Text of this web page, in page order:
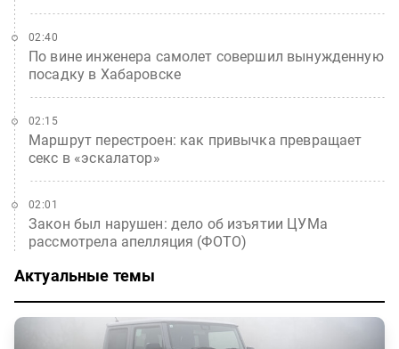
По вине инженера самолет совершил вынужденную
посадку в Хабаровске
02:40
Маршрут перестроен: как привычка превращает
секс в «эскалатор»
02:15
Закон был нарушен: дело об изъятии ЦУМа
рассмотрела апелляция (ФОТО)
02:01
Актуальные темы